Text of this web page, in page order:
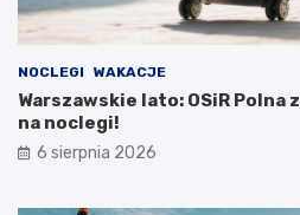
NOCLEGI WAKACJE
Warszawskie lato: OSiR
na noclegi!
6 sierpnia 2026